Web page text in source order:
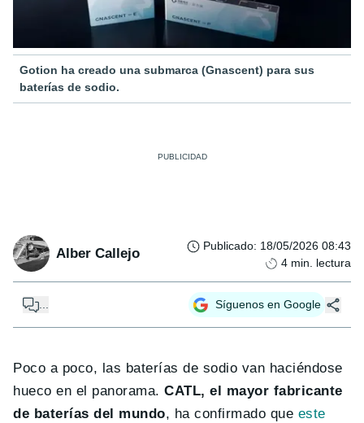
Gotion ha creado una submarca (Gnascent) para sus
baterías de sodio.
Alber Callejo Publicado: 18/05/2026 08:43
4 min. lectura
... Síguenos en Google
Poco a poco, las baterías de sodio van haciéndose
hueco en el panorama.CATL, el mayor fabricante
de baterías del mundo, ha confirmado que este